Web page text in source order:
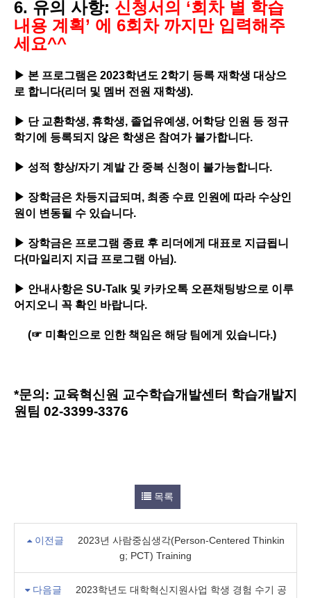
6. 유의 사항: 신청서의 ‘회차 별 학습
내용 계획’ 에 6회차 까지만 입력해주
세요^^
▶ 본 프로그램은 2023학년도 2학기 등록 재학생 대상으
로 합니다(리더 및 멤버 전원 재학생).
▶ 단 교환학생, 휴학생, 졸업유예생, 어학당 인원 등 정규
학기에 등록되지 않은 학생은 참여가 불가합니다.
▶ 성적 향상/자기 계발 간 중복 신청이 불가능합니다.
▶ 장학금은 차등지급되며 , 최종 수료 인원에 따라 수상인
원이 변동될 수 있습니다.
▶ 장학금은 프로그램 종료 후 리더에게 대표로 지급됩니
다(마일리지 지급 프로그램 아님).
▶ 안내사항은 SU-Talk 및 카카오톡 오픈채팅방으로 이루
어지오니 꼭 확인 바랍니다.
(☞ 미확인으로 인한 책임은 해당 팀에게 있습니다.)
*문의: 교육혁신원 교수학습개발센 터 학습개발지
원팀 02-3399-3376
목록
이전글
2023년 사람중심생각(Person-Centered Thinkin
g; PCT) Training
다음글 2023학년도 대학혁신지원사업 학생 경험 수기 공